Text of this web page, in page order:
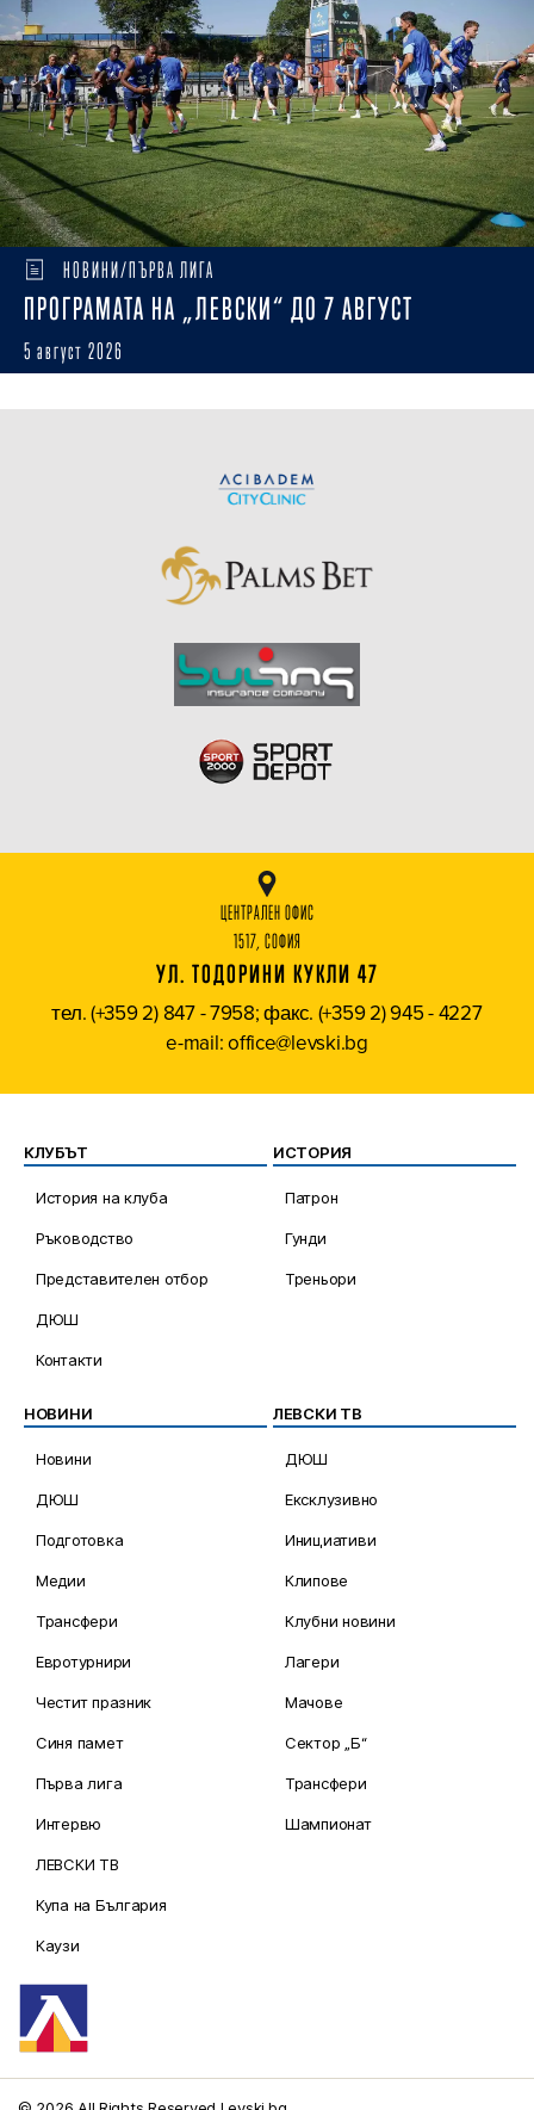
НОВИНИ/ПЪРВА ЛИГА
ПРОГРАМАТА НА „ЛЕВСКИ“ ДО 7 АВГУСТ
5 август 2026
ЦЕНТРАЛЕН ОФИС
1517, СОФИЯ
УЛ. ТОДОРИНИ КУКЛИ 47
тел. (+359 2) 847 - 7958; факс. (+359 2) 945 - 4227
e-mail: office@levski.bg
КЛУБЪТ
История на клуба
Ръководство
Представителен отбор
ДЮШ
Контакти
ИСТОРИЯ
Патрон
Гунди
Треньори
НОВИНИ
Новини
ДЮШ
Подготовка
Медии
Трансфери
Евротурнири
Честит празник
Синя памет
Първа лига
Интервю
ЛЕВСКИ ТВ
Купа на България
Каузи
ЛЕВСКИ ТВ
ДЮШ
Ексклузивно
Инициативи
Клипове
Клубни новини
Лагери
Мачове
Сектор „Б“
Трансфери
Шампионат